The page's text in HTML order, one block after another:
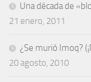
Una década de
21 enero, 2011
¿Se murió Imoq?
20 agosto, 2010